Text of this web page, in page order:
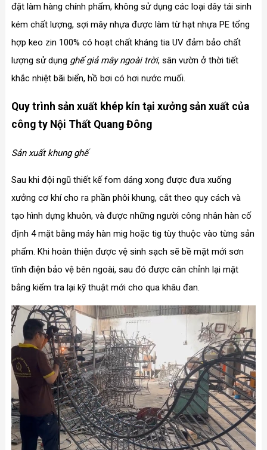
đặt làm hàng chính phẩm, không sử dụng các loại dây tái sinh
kém chất lượng, sợi mây nhựa được làm từ hạt nhựa PE tổng
hợp keo zin 100% có hoạt chất kháng tia UV đảm bảo chất
lượng sử dụng ghế giả mây ngoài trời, sân vườn ở thời tiết
khắc nhiệt bãi biển, hồ bơi có hơi nước muối.
Quy trình sản xuất khép kín tại xưởng sản xuất của
công ty Nội Thất Quang Đông
Sản xuất khung ghế
Sau khi đội ngũ thiết kế fom dáng xong được đưa xuống
xưởng cơ khí cho ra phần phôi khung, cắt theo quy cách và
tạo hình dựng khuôn, và được những người công nhân hàn cố
định 4 mặt bằng máy hàn mig hoặc tig tùy thuộc vào từng sản
phẩm. Khi hoàn thiện được vệ sinh sạch sẽ bề mặt mới sơn
tĩnh điện bảo vệ bên ngoài, sau đó được cân chỉnh lại mặt
bằng kiểm tra lại kỹ thuật mới cho qua khâu đan.